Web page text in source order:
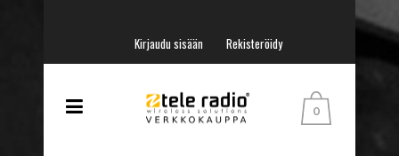
Kirjaudu sisään Rekisteröidy
0